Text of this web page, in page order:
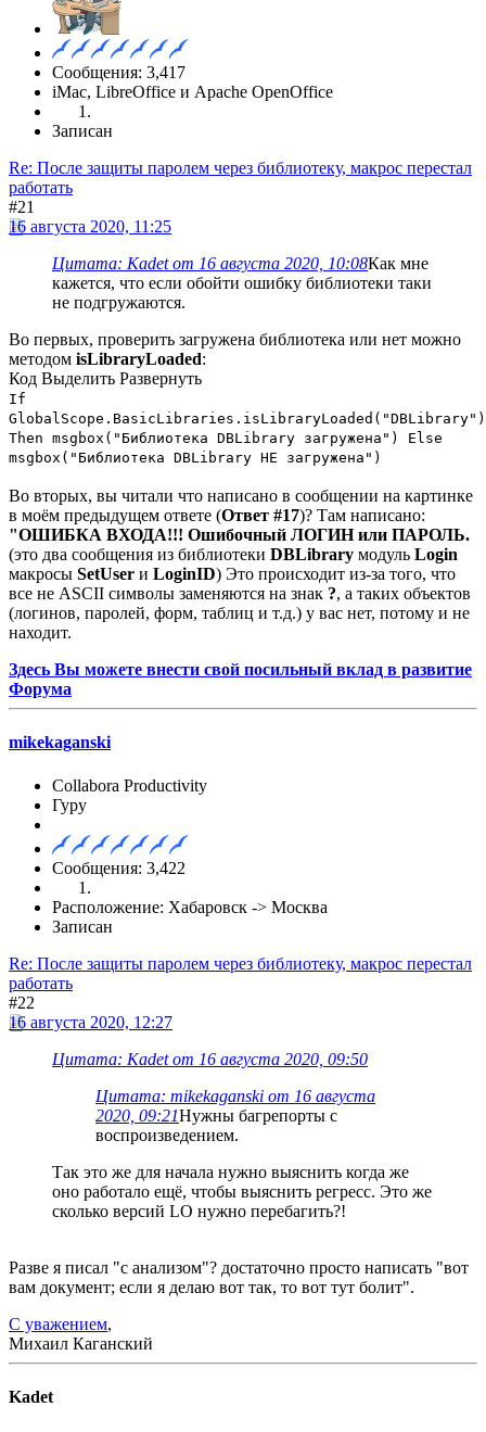
Сообщения: 3,417
iMac, LibreOffice и Apache OpenOffice
Записан
Re: После защиты паролем через библиотеку, макрос перестал
работать
#21
16 августа 2020, 11:25
Цитата: Kadet от 16 августа 2020, 10:08Как мне
кажется, что если обойти ошибку библиотеки таки
не подгружаются.
Во первых, проверить загружена библиотека или нет можно
методом isLibraryLoaded:
Код Выделить Развернуть
If
GlobalScope.BasicLibraries.isLibraryLoaded("DBLibrary")
Then msgbox("Библиотека DBLibrary загружена") Else
msgbox("Библиотека DBLibrary НЕ загружена")
Во вторых, вы читали что написано в сообщении на картинке
в моём предыдущем ответе (Ответ #17)? Там написано:
"ОШИБКА ВХОДА!!! Ошибочный ЛОГИН или ПАРОЛЬ.
(это два сообщения из библиотеки DBLibrary модуль Login
макросы SetUser и LoginID) Это происходит из-за того, что
все не ASCII символы заменяются на знак ?, а таких объектов
(логинов, паролей, форм, таблиц и т.д.) у вас нет, потому и не
находит.
Здесь Вы можете внести свой посильный вклад в развитие
Форума
mikekaganski
Collabora Productivity
Гуру
Сообщения: 3,422
Расположение: Хабаровск -> Москва
Записан
Re: После защиты паролем через библиотеку, макрос перестал
работать
#22
16 августа 2020, 12:27
Цитата: Kadet от 16 августа 2020, 09:50
Цитата: mikekaganski от 16 августа
2020, 09:21Нужны багрепорты с
воспроизведением.
Так это же для начала нужно выяснить когда же
оно работало ещё, чтобы выяснить регресс. Это же
сколько версий LO нужно перебагить?!
Разве я писал "с анализом"? достаточно просто написать "вот
вам документ; если я делаю вот так, то вот тут болит".
С уважением,
Михаил Каганский
Kadet